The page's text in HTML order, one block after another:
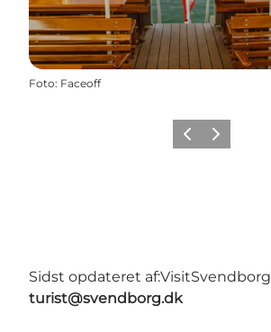
Foto: Faceoff
ForrigeNæste
Sidst opdateret af:VisitSvendborg
turist@svendborg.dk